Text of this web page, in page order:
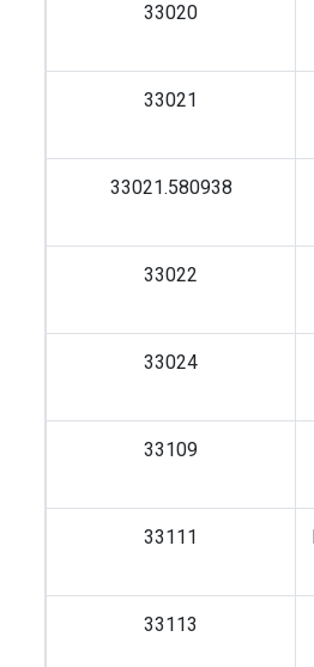
33020
33021
33021.580938
33022
33024
33109
33111
33113